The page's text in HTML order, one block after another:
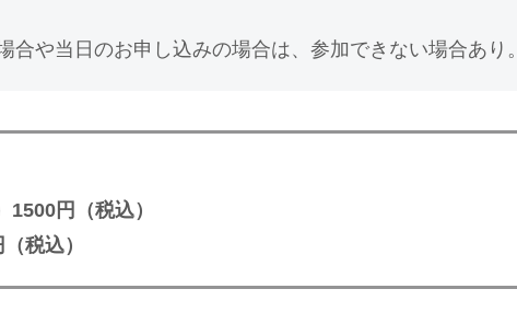
合や当日のお申し込みの場合は、参加できない場合あり。
円（税込）
（税込）